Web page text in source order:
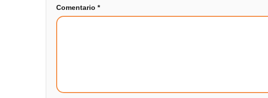
Comentario *